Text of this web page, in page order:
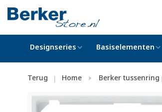
Designseries Basiselementen
Terug | Home Berker